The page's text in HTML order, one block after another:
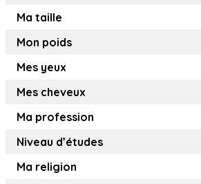
Ma taille
Mon poids
Mes yeux
Mes cheveux
Ma profession
Niveau d’études
Ma religion